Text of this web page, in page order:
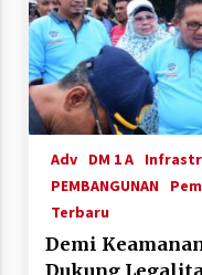
Adv DM 1 A
PEMBANGUNAN
Terbaru
Demi